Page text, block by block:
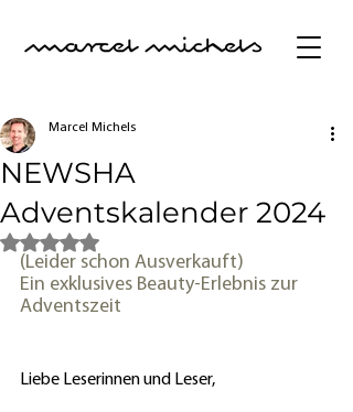
NEWSHA
Adventskalender 2024
Marcel Michels
Mit NaN von 5 Sternen bewertet.
(Leider schon Ausverkauft)
Ein exklusives Beauty-Erlebnis zur
Adventszeit
Liebe Leserinnen und Leser,